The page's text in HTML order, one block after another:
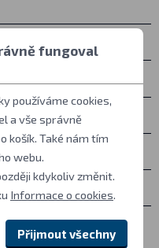
fungoval
používáme cookies,
a vše správně
košík. Také nám tím
webu.
kdykoliv změnit.
Informace o cookies.
Přijmout všechny